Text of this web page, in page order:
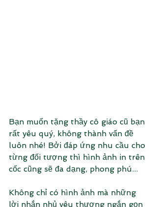
Bạn muốn tặng thầy cô giáo cũ bạn
rất yêu quý, không thành vấn đề
luôn nhé! Bởi đáp ứng nhu cầu cho
từng đối tượng thì hình ảnh in trên
cốc cũng sẽ đa dạng, phong phú...
Không chỉ có hình ảnh mà những
lời nhắn nhủ yêu thương ngắn gọn